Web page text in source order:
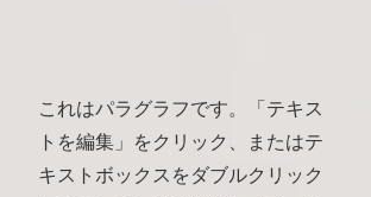
これはパラグラフです。「テキス
トを編集」をクリック、またはテ
キストボックスをダブルクリック